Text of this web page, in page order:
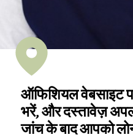
ऑफिशियल वेबसाइट
भरें, और दस्तावेज़
जांच के बाद आपको